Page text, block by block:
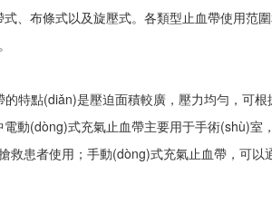
、布條式以及旋壓式。各類型止血帶使用
是壓迫面積較廣，壓力均勻，可
式充氣止血帶主要用于手術(shù)室，由
者使用；手動(dòng)式充氣止血帶，可以